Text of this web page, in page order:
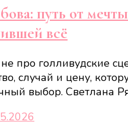
путь от
всё
про голливудские
случай и цену,
выбор. Светлана